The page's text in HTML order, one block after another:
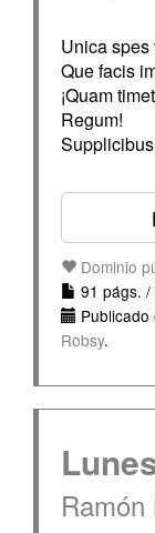
Unica spes
Que facis
¡Quam
Regum!
Dominio
91 págs. /
Publicado
Robsy.